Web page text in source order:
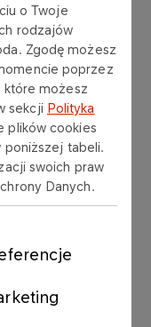
o Twoje
rodzajów
Zgodę możesz
poprzez
które możesz
sekcji Polityka
plików cookies
poniższej tabeli.
swoich praw
Danych.